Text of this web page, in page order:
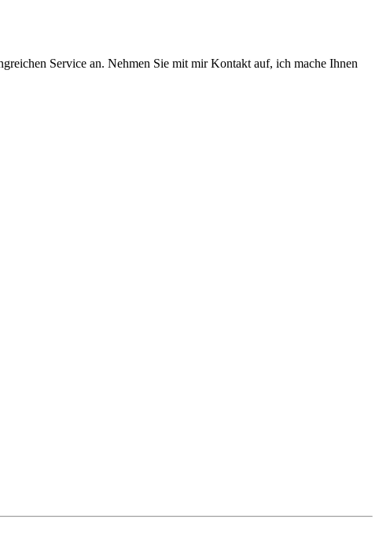
Service an. Nehmen Sie mit mir Kontakt auf, ich mache Ihnen